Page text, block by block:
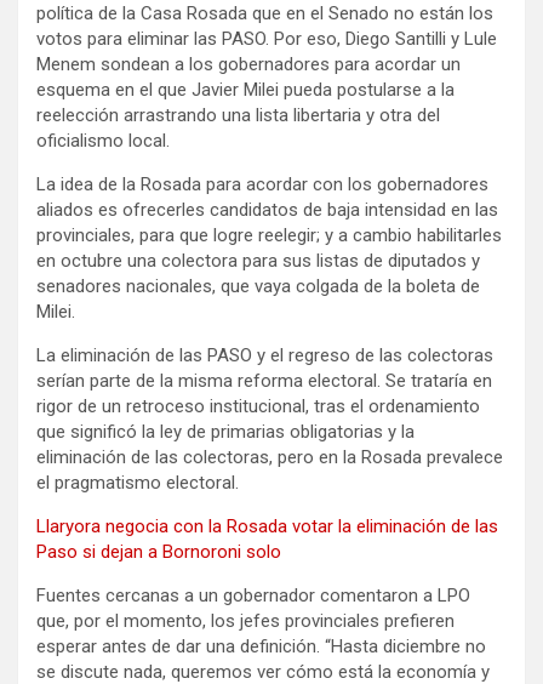
política de la Casa Rosada que en el Senado no están los
votos para eliminar las PASO. Por eso, Diego Santilli y Lule
Menem sondean a los gobernadores para acordar un
esquema en el que Javier Milei pueda postularse a la
reelección arrastrando una lista libertaria y otra del
oficialismo local.
La idea de la Rosada para acordar con los gobernadores
aliados es ofrecerles candidatos de baja intensidad en las
provinciales, para que logre reelegir; y a cambio habilitarles
en octubre una colectora para sus listas de diputados y
senadores nacionales, que vaya colgada de la boleta de
Milei.
La eliminación de las PASO y el regreso de las colectoras
serían parte de la misma reforma electoral. Se trataría en
rigor de un retroceso institucional, tras el ordenamiento
que significó la ley de primarias obligatorias y la
eliminación de las colectoras, pero en la Rosada prevalece
el pragmatismo electoral.
Llaryora negocia con la Rosada votar la eliminación de las
Paso si dejan a Bornoroni solo
Fuentes cercanas a un gobernador comentaron a LPO
que, por el momento, los jefes provinciales prefieren
esperar antes de dar una definición. “Hasta diciembre no
se discute nada, queremos ver cómo está la economía y